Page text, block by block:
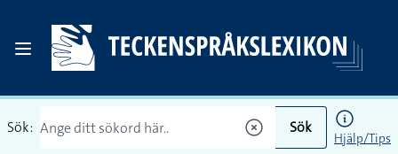
Sök: Sök
Hjälp/Tips